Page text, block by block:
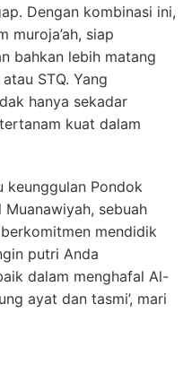
Dengan kombinasi ini,
muroja’ah, siap
bahkan lebih matang
STQ. Yang
hanya sekadar
kuat dalam
keunggulan Pondok
Muanawiyah, sebuah
mendidik
putri Anda
dalam menghafal Al-
ayat dan tasmi’, mari